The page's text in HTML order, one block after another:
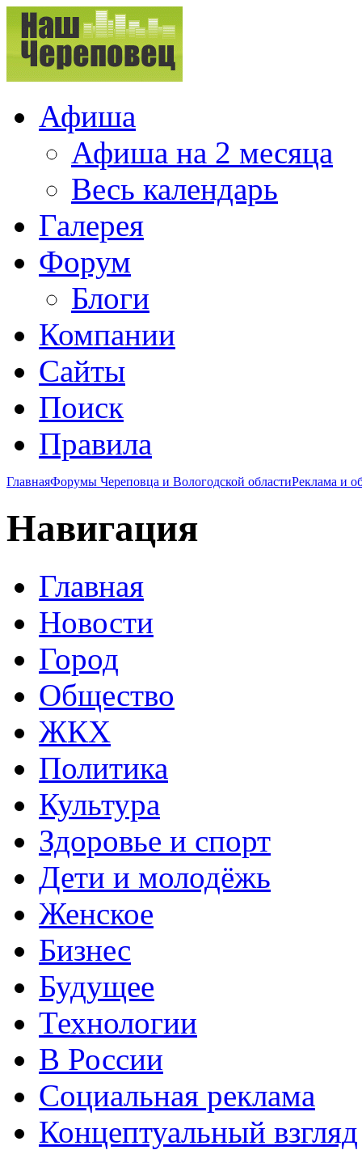
Афиша
Афиша на 2 месяца
Весь календарь
Галерея
Форум
Блоги
Компании
Сайты
Поиск
Правила
ГлавнаяФорумы Череповца и Вологодской областиРеклама и
Навигация
Главная
Новости
Город
Общество
ЖКХ
Политика
Культура
Здоровье и спорт
Дети и молодёжь
Женское
Бизнес
Будущее
Технологии
В России
Социальная реклама
Концептуальный взгляд